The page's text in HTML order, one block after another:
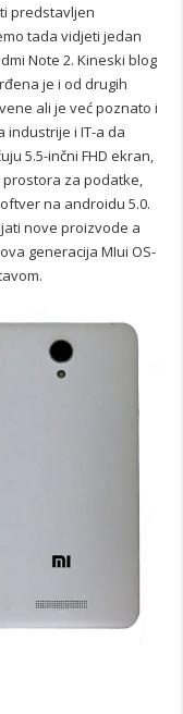
predstavljen
tada vidjeti jedan
Note 2. Kineski blog
je i od drugih
ali je već poznato i
industrije i IT-a da
5.5-inčni FHD ekran,
prostora za podatke,
na androidu 5.0.
nove proizvode a
generacija MIui OS-